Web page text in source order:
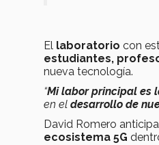
El laboratorio con
estudiantes,
nueva tecnología.
“Mi labor principal es
en el desarrollo de
David Romero
ecosistema 5G